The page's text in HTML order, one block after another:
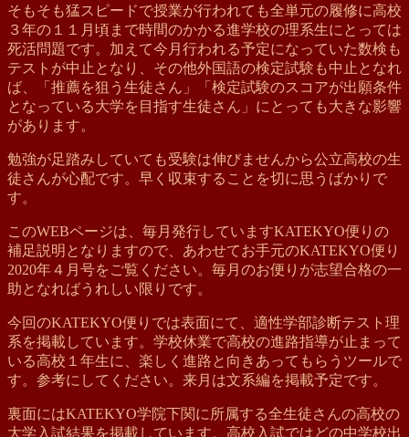
そもそも猛スピードで授業が行われても全単元の履修に高校
３年の１１月頃まで時間のかかる進学校の理系生にとっては
死活問題です。加えて今月行われる予定になっていた数検も
テストが中止となり、その他外国語の検定試験も中止となれ
ば、「推薦を狙う生徒さん」「検定試験のスコアが出願条件
となっている大学を目指す生徒さん」にとっても大きな影響
があります。
勉強が足踏みしていても受験は伸びませんから公立高校の生
徒さんが心配です。早く収束することを切に思うばかりで
す。
このWEBページは、毎月発行していますKATEKYO便りの
補足説明となりますので、あわせてお手元のKATEKYO便り
2020年４月号をご覧ください。毎月のお便りが志望合格の一
助となればうれしい限りです。
今回のKATEKYO便りでは表面にて、適性学部診断テスト理
系を掲載しています。学校休業で高校の進路指導が止まって
いる高校１年生に、楽しく進路と向きあってもらうツールで
す。参考にしてください。来月は文系編を掲載予定です。
裏面にはKATEKYO学院下関に所属する全生徒さんの高校の
大学入試結果を掲載しています。高校入試ではどの中学校出